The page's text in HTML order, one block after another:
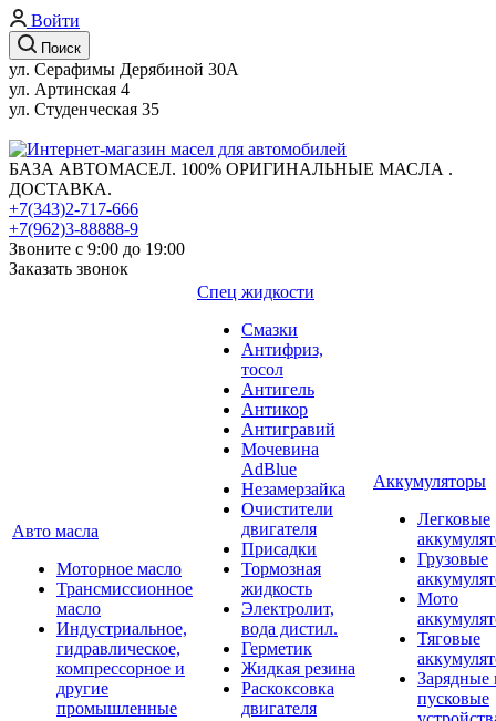
Войти
Поиск
ул. Серафимы Дерябиной 30А
ул. Артинская 4
ул. Студенческая 35
БАЗА АВТОМАСЕЛ. 100% ОРИГИНАЛЬНЫЕ МАСЛА .
ДОСТАВКА.
+7(343)2-717-666
+7(962)3-88888-9
Звоните с 9:00 до 19:00
Заказать звонок
Авто масла
Моторное масло
Трансмиссионное
масло
Индустриальное,
гидравлическое,
компрессорное и
другие
промышленные
Спец жидкости
Смазки
Антифриз,
тосол
Антигель
Антикор
Антигравий
Мочевина
AdBlue
Незамерзайка
Очистители
двигателя
Присадки
Тормозная
жидкость
Электролит,
вода дистил.
Герметик
Жидкая резина
Раскоксовка
двигателя
Аккумуляторы
Легковые
Грузовые
Мото
Тяговые
Зарядные
пусковые